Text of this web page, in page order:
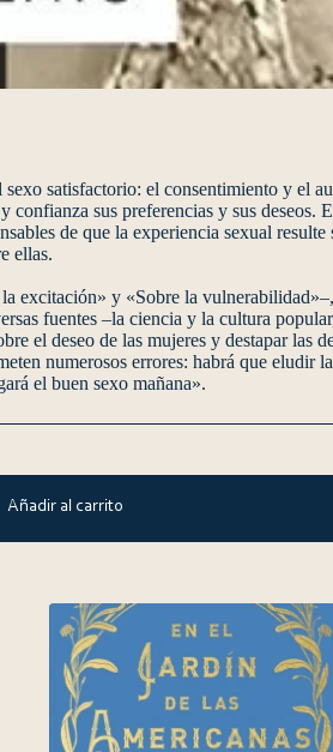
satisfactorio: el consentimiento y el
sus preferencias y sus deseos.
de que la experiencia sexual
ellas.
excitación» y «Sobre la
fuentes –la ciencia y la cultura
el deseo de las mujeres y destapar las
numerosos errores: habrá que eludir
el buen sexo mañana».
Añadir al carrito